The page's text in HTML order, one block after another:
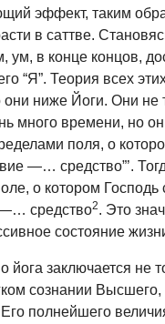
эф­фект, таким
в саттве.
ум, в конце концов,
“Я”. Теория всех
они ниже Йоги. Они не
много времени, но
поля, о
—… средство”’.
о котором Господь
—… средство2. Это
состояние
йога заключается не
сознании Высшего,
полнейшего